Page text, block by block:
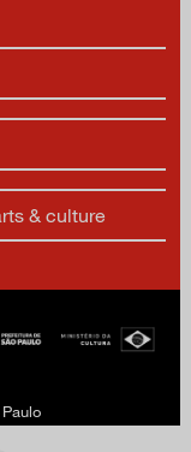
& culture